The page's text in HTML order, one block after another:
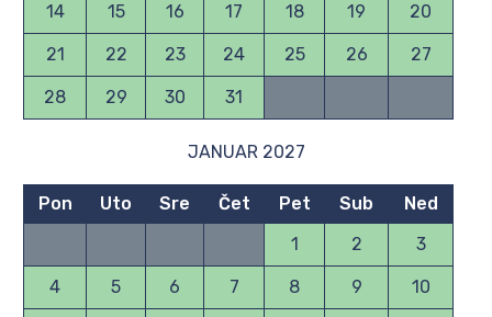
14 15 16 17 18 19 20
21 22 23 24 25 26 27
28 29 30 31
JANUAR 2027
Pon Uto Sre Čet Pet Sub
Ned
1
2 3
4 5 6 7 8 9 10